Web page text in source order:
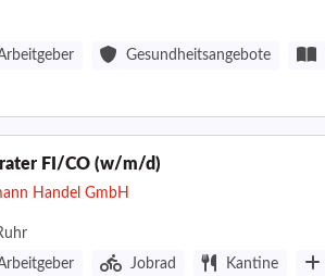
Gesundheitsangebote
FI/CO (w/m/d)
Handel GmbH
Jobrad Kantine